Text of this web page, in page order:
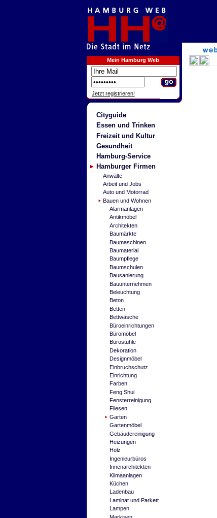
Mein Hamburg Web
Jetzt registrieren!
Cityguide
Essen und Trinken
Freizeit und Kultur
Gesundheit
Hamburg-Service
Hamburger Firmen
Anwälte
Arbeit und Jobs
Auto und Motorrad
Bauen und Wohnen
Alarmanlagen
Antikmöbel
Architekten
Baumärkte
Baumaschinen
Baumaterial
Baumpflege
Baumschulen
Bausanierung
Bauunternehmen
Beleuchtung
Beton
Betten
Bettwäsche
Büroeinrichtungen
Büromöbel
Bürostühle
Dekoration
Designmöbel
Einbruchschutz
Einrichtung
Farben
Feng Shui
Fensterreinigung
Fliesen
Garten
Gartenmöbel
Gebäudereinigung
Heizungen
Holz
Ingenieurbüros
Innenarchitekten
Klimaanlagen
Küchen
Ladenbau
Laminat und Parkett
Lampen
Markisen